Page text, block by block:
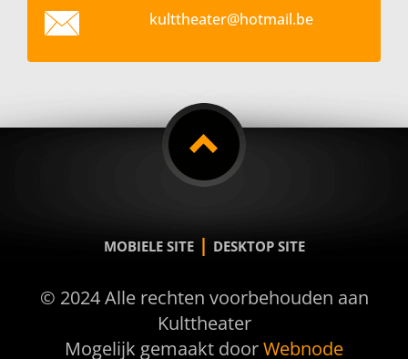
kulttheater@hotmail.be
MOBIELE SITE | DESKTOP SITE
© 2024 Alle rechten voorbehouden aan
Kulttheater
Mogelijk gemaakt doorWebnode